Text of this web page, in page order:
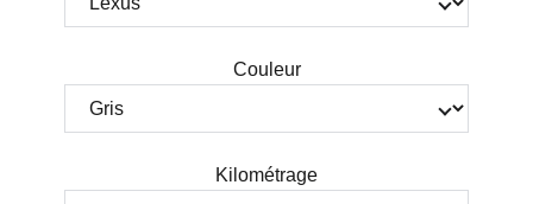
Couleur
Kilométrage